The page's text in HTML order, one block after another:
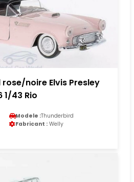
noire Elvis Presley
1/43 Rio
Modele :Thunderbird
Fabricant : Welly